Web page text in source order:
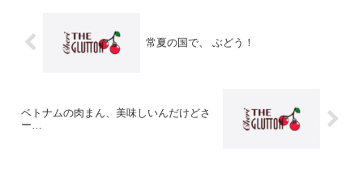
常夏の国で、 ぶどう！
ベトナムの肉まん、美味しいんだけどさ
ー…